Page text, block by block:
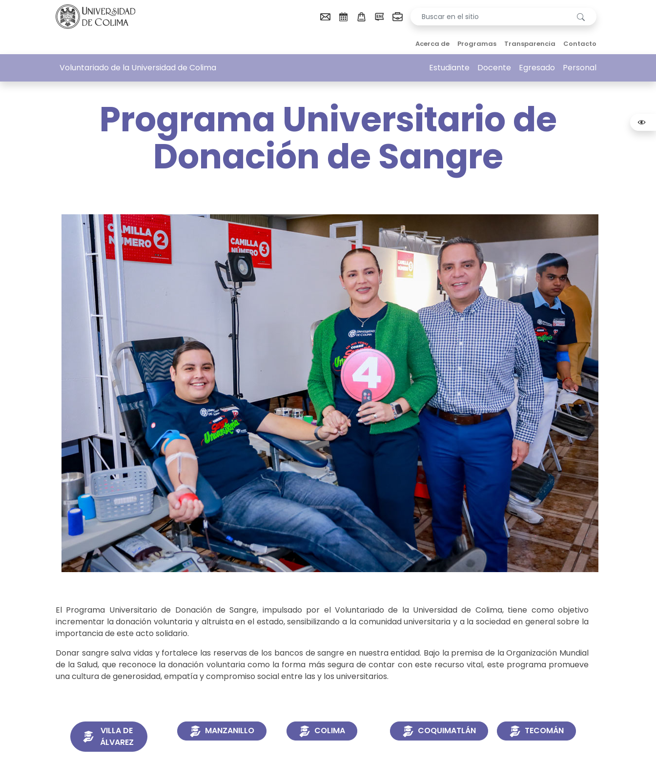
Acerca de Programas Transparencia Contacto
Voluntariado de la Universidad de Colima Estudiante Docente Egresado Personal
Programa Universitario de
Donación de Sangre
El Programa Universitario de Donación de Sangre, impulsado por el Voluntariado de la Universidad de Colima, tiene como objetivo
incrementar la donación voluntaria y altruista en el estado, sensibilizando a la comunidad universitaria y a la sociedad en general sobre la
importancia de este acto solidario.
Donar sangre salva vidas y fortalece las reservas de los bancos de sangre en nuestra entidad. Bajo la premisa de la Organización Mundial
de la Salud, que reconoce la donación voluntaria como la forma más segura de contar con este recurso vital, este programa promueve
una cultura de generosidad, empatía y compromiso social entre las y los universitarios.
VILLA DE
ÁLVAREZ
MANZANILLO COLIMA COQUIMATLÁN TECOMÁN